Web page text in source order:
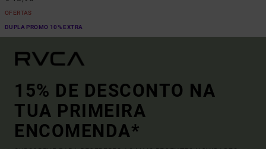
OFERTAS
DUPLA PROMO 10% EXTRA
15% DE DESCONTO NA
TUA PRIMEIRA
ENCOMENDA*